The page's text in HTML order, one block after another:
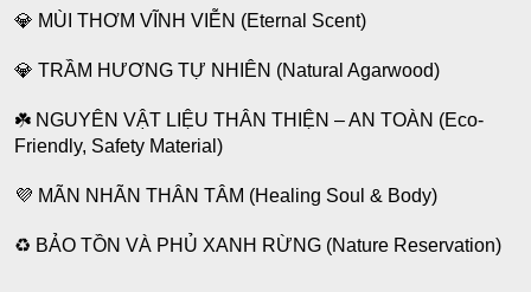
💎 MÙI THƠM VĨNH VIỄN (Eternal Scent)
💎 TRẦM HƯƠNG TỰ NHIÊN (Natural Agarwood)
☘️ NGUYÊN VẬT LIỆU THÂN THIỆN – AN TOÀN (Eco-
Friendly, Safety Material)
💜 MÃN NHÃN THÂN TÂM (Healing Soul & Body)
♻️ BẢO TỒN VÀ PHỦ XANH RỪNG (Nature Reservation)